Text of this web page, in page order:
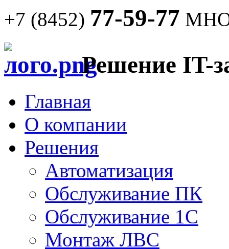
+7 (8452) 77-59-77
Решение IT-
Главная
О компании
Решения
Автоматизация
Обслуживание ПК
Обслуживание 1С
Монтаж ЛВС